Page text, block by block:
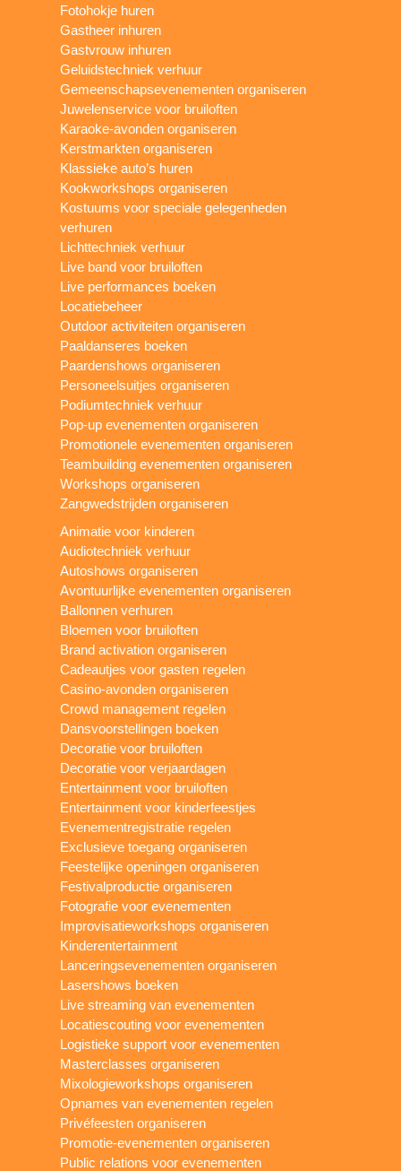
Fotohokje huren
Gastheer inhuren
Gastvrouw inhuren
Geluidstechniek verhuur
Gemeenschapsevenementen organiseren
Juwelenservice voor bruiloften
Karaoke-avonden organiseren
Kerstmarkten organiseren
Klassieke auto’s huren
Kookworkshops organiseren
Kostuums voor speciale gelegenheden
verhuren
Lichttechniek verhuur
Live band voor bruiloften
Live performances boeken
Locatiebeheer
Outdoor activiteiten organiseren
Paaldanseres boeken
Paardenshows organiseren
Personeelsuitjes organiseren
Podiumtechniek verhuur
Pop-up evenementen organiseren
Promotionele evenementen organiseren
Teambuilding evenementen organiseren
Workshops organiseren
Zangwedstrijden organiseren
Animatie voor kinderen
Audiotechniek verhuur
Autoshows organiseren
Avontuurlijke evenementen organiseren
Ballonnen verhuren
Bloemen voor bruiloften
Brand activation organiseren
Cadeautjes voor gasten regelen
Casino-avonden organiseren
Crowd management regelen
Dansvoorstellingen boeken
Decoratie voor bruiloften
Decoratie voor verjaardagen
Entertainment voor bruiloften
Entertainment voor kinderfeestjes
Evenementregistratie regelen
Exclusieve toegang organiseren
Feestelijke openingen organiseren
Festivalproductie organiseren
Fotografie voor evenementen
Improvisatieworkshops organiseren
Kinderentertainment
Lanceringsevenementen organiseren
Lasershows boeken
Live streaming van evenementen
Locatiescouting voor evenementen
Logistieke support voor evenementen
Masterclasses organiseren
Mixologieworkshops organiseren
Opnames van evenementen regelen
Privéfeesten organiseren
Promotie-evenementen organiseren
Public relations voor evenementen